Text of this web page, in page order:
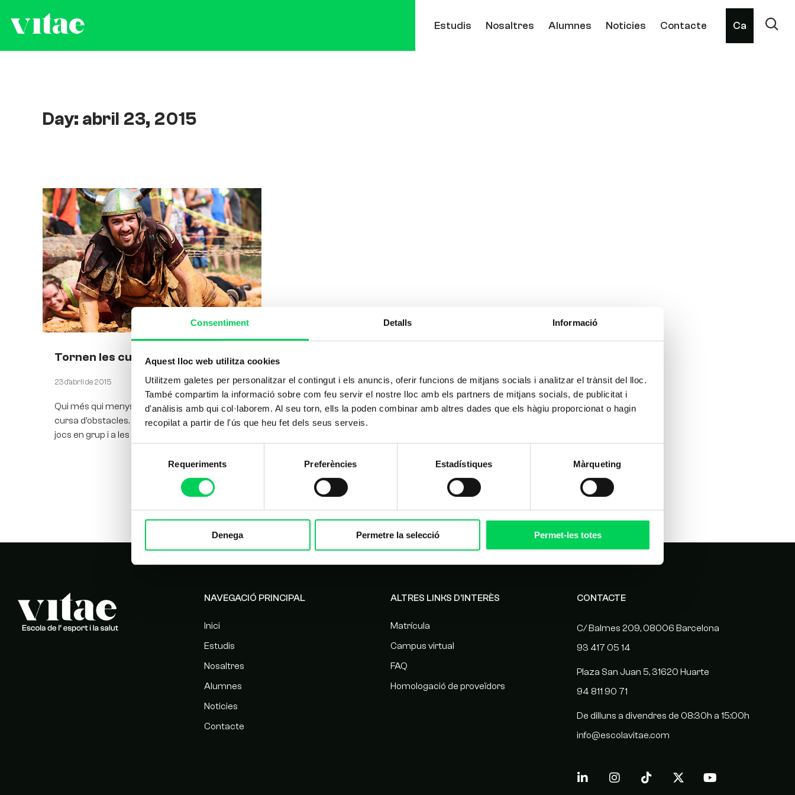
Consentiment Detalls Informació
Aquest lloc web utilitza cookies
Utilitzem galetes per personalitzar el contingut i els anuncis, oferir funcions de mitjans socials i analitzar el trànsit del lloc.
També compartim la informació sobre com feu servir el nostre lloc amb els partners de mitjans socials, de publicitat i
d'anàlisis amb qui col·laborem. Al seu torn, ells la poden combinar amb altres dades que els hàgiu proporcionat o hagin
recopilat a partir de l'ús que heu fet dels seus serveis.
consentiment
Requeriments Preferències Estadístiques Màrqueting
Denega Permetre la selecció Permet-les totes
Estudis Nosaltres Alumnes Noticies Contacte Ca
Day: abril 23, 2015
Tornen les curses d’obstacles!
23 d'abril de 2015
Qui més qui menys ha fet alguna vegada una
cursa d’obstacles. Solen ser molt freqüents als
jocs en grup i a les classes d’educació física
NAVEGACIÓ PRINCIPAL
Inici
Estudis
Nosaltres
Alumnes
Noticies
Contacte
ALTRES LINKS D'INTERÈS
Matrícula
Campus virtual
FAQ
Homologació de proveïdors
CONTACTE
C/ Balmes 209, 08006 Barcelona
93 417 05 14
Plaza San Juan 5, 31620 Huarte
94 811 90 71
De dilluns a divendres de 08:30h a 15:00h
info@escolavitae.com